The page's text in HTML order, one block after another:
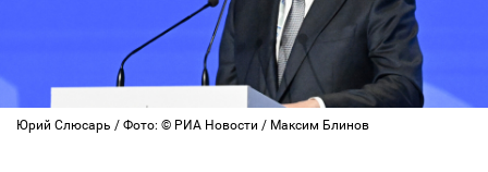
Юрий Слюсарь / Фото: © РИА Новости / Максим Блинов